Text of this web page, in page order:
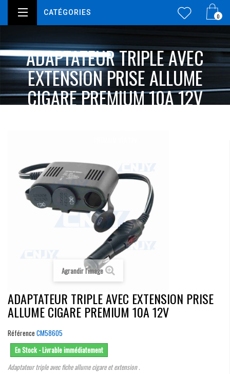
0
CATÉGORIES
ADAPTATEUR TRIPLE AVEC
EXTENSION PRISE ALLUME
CIGARE PREMIUM 10A 12V
Agrandir l'image
ADAPTATEUR TRIPLE AVEC EXTENSION PRISE
ALLUME CIGARE PREMIUM 10A 12V
Référence CM58605
En Stock - Livrable immédiatement
Adaptateur triple avec fiche allume cigare et extension .